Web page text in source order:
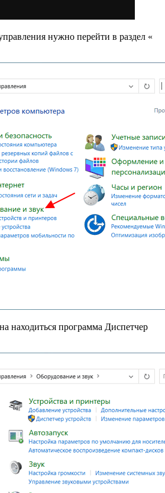
нужно перейти в раздел «
находиться программа Диспетчер